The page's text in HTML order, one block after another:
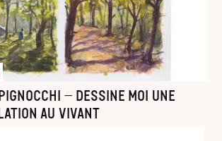
– Dessine moi une
au vivant